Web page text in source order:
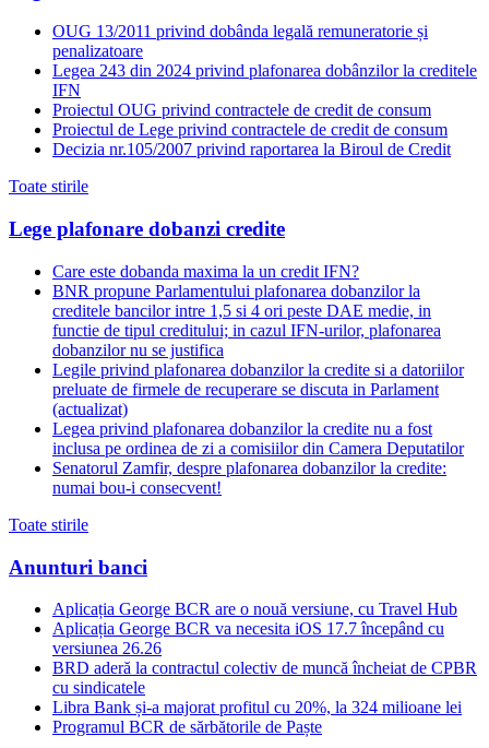
OUG 13/2011 privind dobânda legală remuneratorie și
penalizatoare
Legea 243 din 2024 privind plafonarea dobânzilor la creditele
IFN
Proiectul OUG privind contractele de credit de consum
Proiectul de Lege privind contractele de credit de consum
Decizia nr.105/2007 privind raportarea la Biroul de Credit
Toate stirile
Lege plafonare dobanzi credite
Care este dobanda maxima la un credit IFN?
BNR propune Parlamentului plafonarea dobanzilor la
creditele bancilor intre 1,5 si 4 ori peste DAE medie, in
functie de tipul creditului; in cazul IFN-urilor, plafonarea
dobanzilor nu se justifica
Legile privind plafonarea dobanzilor la credite si a datoriilor
preluate de firmele de recuperare se discuta in Parlament
(actualizat)
Legea privind plafonarea dobanzilor la credite nu a fost
inclusa pe ordinea de zi a comisiilor din Camera Deputatilor
Senatorul Zamfir, despre plafonarea dobanzilor la credite:
numai bou-i consecvent!
Toate stirile
Anunturi banci
Aplicația George BCR are o nouă versiune, cu Travel Hub
Aplicația George BCR va necesita iOS 17.7 începând cu
versiunea 26.26
BRD aderă la contractul colectiv de muncă încheiat de CPBR
cu sindicatele
Libra Bank și-a majorat profitul cu 20%, la 324 milioane lei
Programul BCR de sărbătorile de Paște